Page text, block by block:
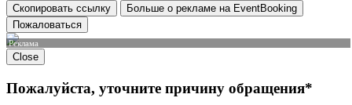
Скопировать ссылку
Больше о рекламе на EventBooking
Пожаловаться
Реклама
Close
Пожалуйста, уточните причину обращения*